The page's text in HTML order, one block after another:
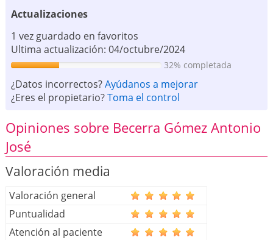
Actualizaciones
1 vez guardado en favoritos
Ultima actualización: 04/octubre/2024
32% completada
¿Datos incorrectos?Ayúdanos a mejorar
¿Eres el propietario?Toma el control
Opiniones sobre Becerra Gómez Antonio
José
Valoración media
Valoración general
Puntualidad
Atención al paciente